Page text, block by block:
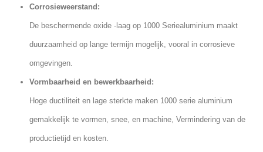
Corrosieweerstand:
De beschermende oxide -laag op 1000 Seriealuminium maakt
duurzaamheid op lange termijn mogelijk, vooral in corrosieve
omgevingen.
Vormbaarheid en bewerkbaarheid:
Hoge ductiliteit en lage sterkte maken 1000 serie aluminium
gemakkelijk te vormen, snee, en machine, Vermindering van de
productietijd en kosten.